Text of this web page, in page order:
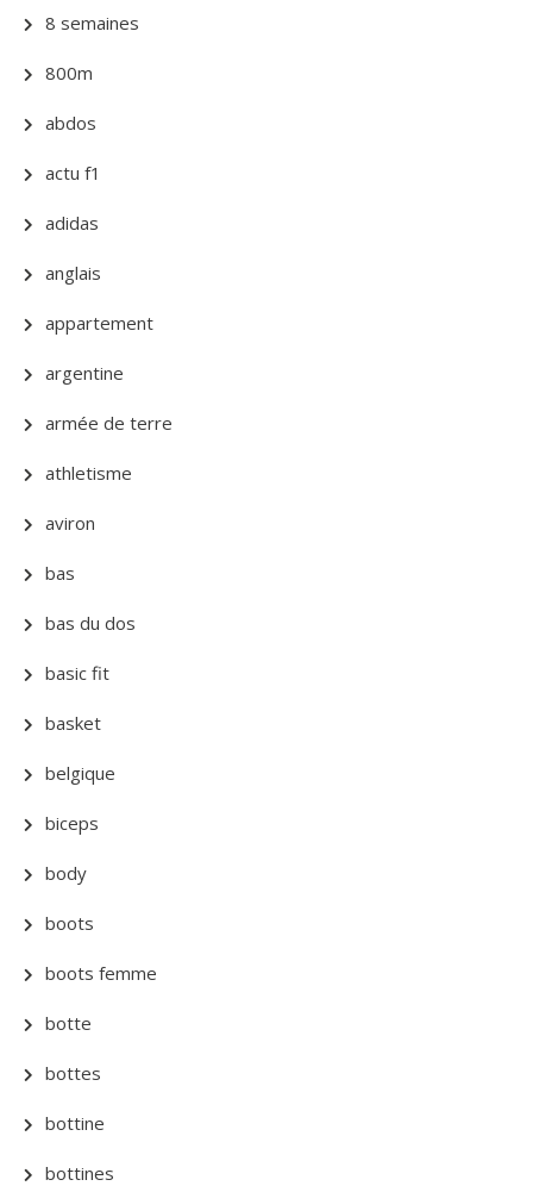
8 semaines
800m
abdos
actu f1
adidas
anglais
appartement
argentine
armée de terre
athletisme
aviron
bas
bas du dos
basic fit
basket
belgique
biceps
body
boots
boots femme
botte
bottes
bottine
bottines